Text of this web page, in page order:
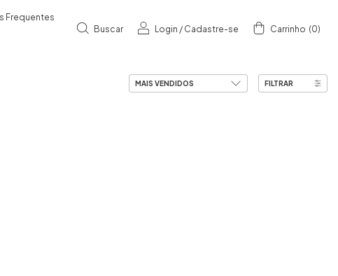
Frequentes
Buscar Login / Cadastre-se Carrinho (0)
FILTRAR